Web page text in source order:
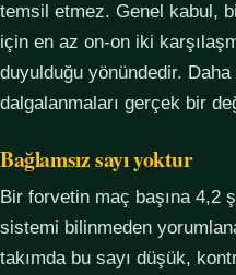
temsil etmez. Genel kabul,
için en az on-on iki
duyulduğu yönündedir.
dalgalanmaları gerçek bir
Bağlamsız sayı yoktur
Bir forvetin maç başına 4,2
sistemi bilinmeden
takımda bu sayı düşük,